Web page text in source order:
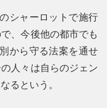
シャーロットで施行
、今後他の都市でも
から守る法案を通せ
人々は自らのジェン
るという。